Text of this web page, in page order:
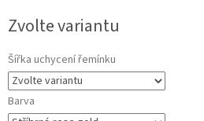
cena:
Zvolte variantu
Šířka uchycení řemínku
Barva